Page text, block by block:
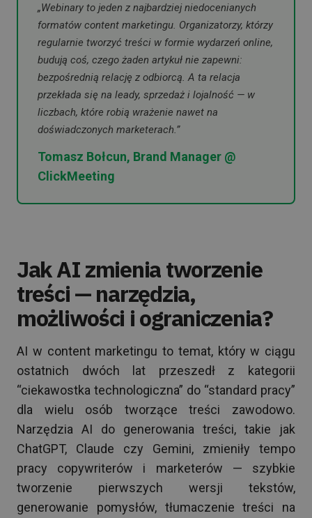
„Webinary to jeden z najbardziej niedocenianych
formatów content marketingu. Organizatorzy, którzy
regularnie tworzyć treści w formie wydarzeń online,
budują coś, czego żaden artykuł nie zapewni:
bezpośrednią relację z odbiorcą. A ta relacja
przekłada się na leady, sprzedaż i lojalność — w
liczbach, które robią wrażenie nawet na
doświadczonych marketerach.”
Tomasz Bołcun, Brand Manager @
ClickMeeting
Jak AI zmienia tworzenie
treści — narzędzia,
możliwości i ograniczenia?
AI w content marketingu to temat, który w ciągu
ostatnich dwóch lat przeszedł z kategorii
“ciekawostka technologiczna” do “standard pracy”
dla wielu osób tworzące treści zawodowo.
Narzędzia AI do generowania treści, takie jak
ChatGPT, Claude czy Gemini, zmieniły tempo
pracy copywriterów i marketerów — szybkie
tworzenie pierwszych wersji tekstów,
generowanie pomysłów, tłumaczenie treści na